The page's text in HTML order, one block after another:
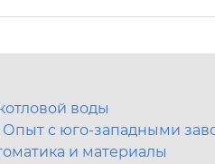
воды
Опыт с юго-западными
и материалы